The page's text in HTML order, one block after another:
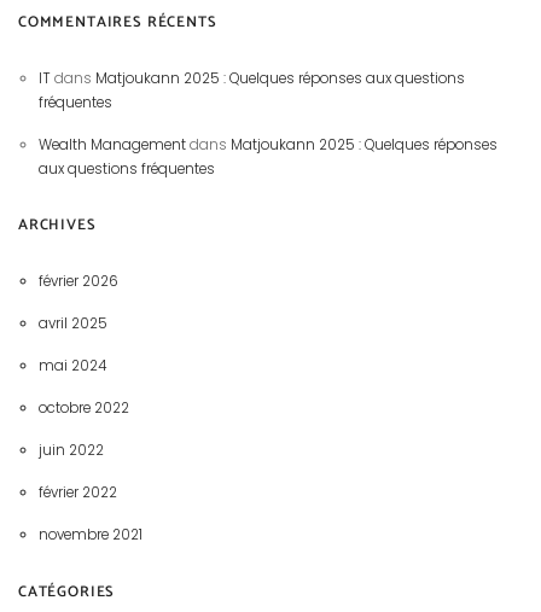
COMMENTAIRES RÉCENTS
ITdans Matjoukann 2025 : Quelques réponses aux questions
fréquentes
Wealth Managementdans Matjoukann 2025 : Quelques réponses
aux questions fréquentes
ARCHIVES
février 2026
avril 2025
mai 2024
octobre 2022
juin 2022
février 2022
novembre 2021
CATÉGORIES